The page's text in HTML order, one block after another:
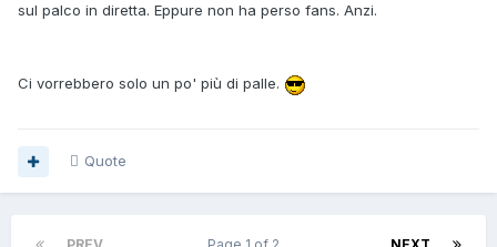
sul palco in diretta. Eppure non ha perso fans. Anzi.
Ci vorrebbero solo un po' più di palle.
Quote